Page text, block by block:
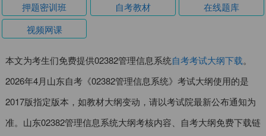
押题密训班
自考教材
在线题库
视频网课
本文为考生们免费提供02382管理信息系统自考考试大纲下载。
2026年4月山东自考《02382管理信息系统》考试大纲使用的是
2017版指定版本，如教材大纲变动，请以考试院最新公布通知为
准。山东02382管理信息系统大纲考核内容、自考大纲免费下载链